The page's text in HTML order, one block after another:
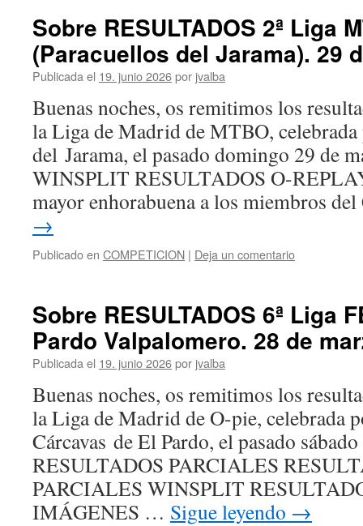
Sobre RESULTADOS 2ª Liga
(Paracuellos del Jarama). 29
Publicada el 19. junio 2026por jvalba
Buenas noches, os remitimos los
la Liga de Madrid de MTBO, celebrada
del Jarama, el pasado domingo 29 de
WINSPLIT RESULTADOS O-
mayor enhorabuena a los miembros
→
Publicado en COMPETICION | Deja un comentario
Sobre RESULTADOS 6ª Liga
Pardo Valpalomero. 28 de
Publicada el 19. junio 2026por jvalba
Buenas noches, os remitimos los
la Liga de Madrid de O-pie, celebrada
Cárcavas de El Pardo, el pasado
RESULTADOS PARCIALES
PARCIALES WINSPLIT
IMÁGENES … Sigue leyendo →